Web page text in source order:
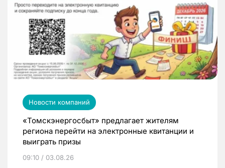
Новости компаний
«Томскэнергосбыт» предлагает жителям
региона перейти на электронные квитанции и
выиграть призы
09:10 / 03.08.26